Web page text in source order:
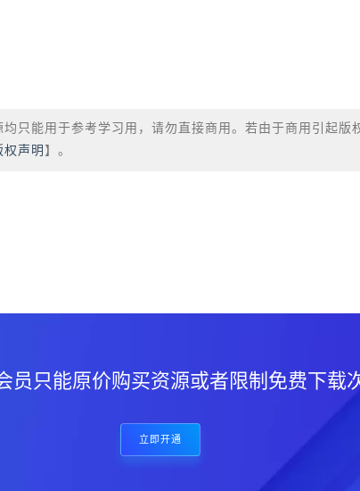
只能用于参考学习用，请勿直接商用。若由于商用引起版
权声明 】。
员只能原价购买资源或者限制免费下载
立即开通